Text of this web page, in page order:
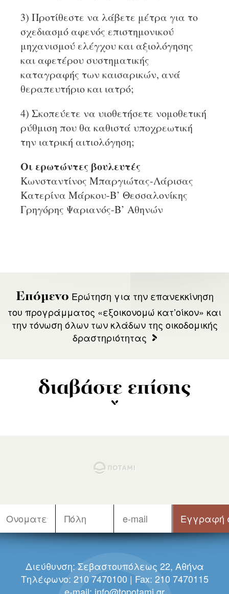
3) Προτίθεστε να λάβετε μέτρα για το
σχεδιασμό αφενός επιστημονικού
μηχανισμού ελέγχου και αξιολόγησης
και αφετέρου συστηματικής
καταγραφής των καισαρικών, ανά
θεραπευτήριο και ιατρό;
4) Σκοπεύετε να υιοθετήσετε νομοθετική
ρύθμιση που θα καθιστά υποχρεωτική
την ιατρική αιτιολόγηση;
Οι ερωτώντες βουλευτές
Κωνσταντίνος Μπαργιώτας-Λάρισας
Κατερίνα Μάρκου-Β’ Θεσσαλονίκης
Γρηγόρης Ψαριανός-Β’ Αθηνών
Επόμενο Ερώτηση για την επανεκκίνηση
του προγράμματος «εξοικονομώ κατ’οίκον» και
την τόνωση όλων των κλάδων της οικοδομικής
δραστηριότητας
διαβάστε επίσης
Διεύθυνση: Σεβαστουπόλεως 22, Αθήνα
Τηλέφωνο: 210 7470100 | Fax: 210 7470115